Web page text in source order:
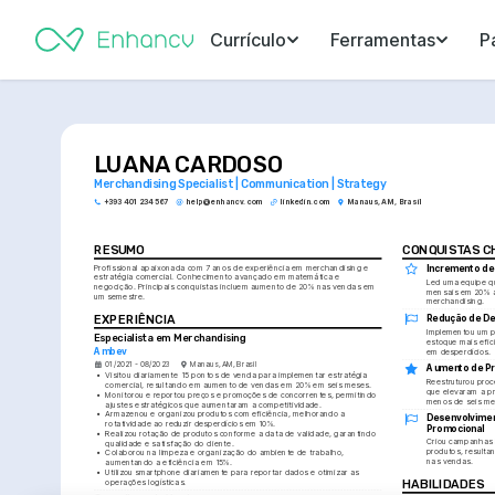
Currículo Ferramentas
LUANA CARDOSO
Merchandising Specialist | Communication | Strategy
+393 401 234 567 help@enhancv.com linkedin.com Manaus, AM, Brasil
RESUMO
Profissional apaixonada com 7 anos de experiência em merchandising e
estratégia comercial. Conhecimento avançado em matemática e
negocição. Principais conquistas incluem aumento de 20% nas vendas em
um semestre.
EXPERIÊNCIA
Especialista em Merchandising
Ambev
01/2021 - 08/2023 Manaus, AM, Brasil
• Visitou diariamente 15 pontos de venda para implementar estratégia
comercial, resultando em aumento de vendas em 20% em seis meses.
•
Monitorou e reportou preços e promoções de concorrentes, permitindo
ajustes estratégicos que aumentaram a competitividade.
•
Armazenou e organizou produtos com eficiência, melhorando a
rotatividade ao reduzir desperdícios em 10%.
•
Realizou rotação de produtos conforme a data de validade, garantindo
qualidade e satisfação do cliente.
•
Colaborou na limpeza e organização do ambiente de trabalho,
aumentando a eficiência em 15%.
•
Utilizou smartphone diariamente para reportar dados e otimizar as
operações logísticas.
CONQUISTAS
Incremento
Led uma equipe
mensais em 20%
merchandising.
Redução de
Implementou um
estoque mais
em desperdícios.
Aumento de
Reestruturou
que elevaram a
menos de seis
Promocional
Criou
produtos,
nas vendas.
HABILIDADES